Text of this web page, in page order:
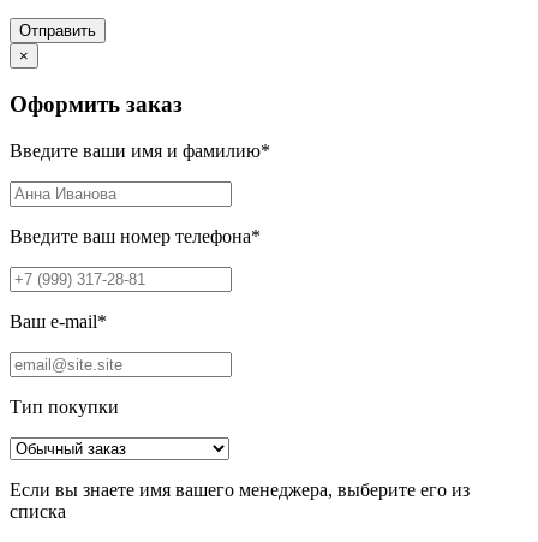
Отправить
×
Оформить заказ
Введите ваши имя и фамилию*
Введите ваш номер телефона*
Ваш e-mail*
Тип покупки
Если вы знаете имя вашего менеджера, выберите его из
списка